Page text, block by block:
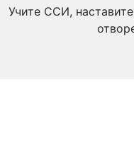
Учите ССИ,